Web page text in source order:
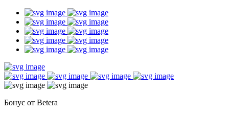
Бонус от Betera